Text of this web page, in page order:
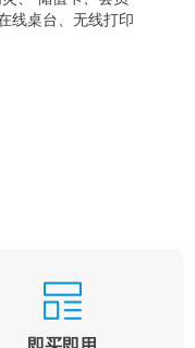
线桌台、无线打印